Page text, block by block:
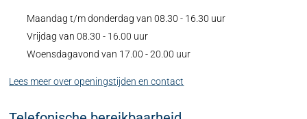
Maandag t/m donderdag van 08.30 - 16.30 uur
Vrijdag van 08.30 - 16.00 uur
Woensdagavond van 17.00 - 20.00 uur
Lees meer over openingstijden en contact